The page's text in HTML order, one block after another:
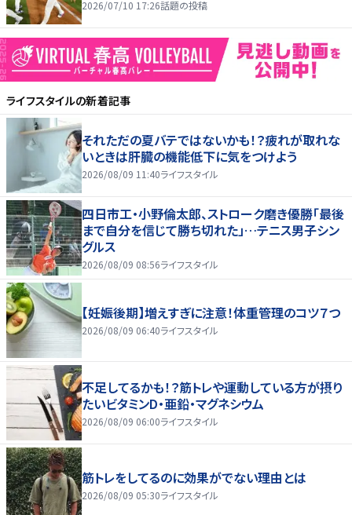
2026/07/10 17:26話題の投稿
ライフスタイルの新着記事
それただの夏バテではないかも！？疲れが取れな
いときは肝臓の機能低下に気をつけよう
2026/08/09 11:40ライフスタイル
四日市工・小野倫太郎、ストローク磨き優勝「最後
まで自分を信じて勝ち切れた」…テニス男子シン
グルス
2026/08/09 08:56ライフスタイル
【妊娠後期】増えすぎに注意！体重管理のコツ７つ
2026/08/09 06:40ライフスタイル
不足してるかも！？筋トレや運動している方が摂り
たいビタミンD・亜鉛・マグネシウム
2026/08/09 06:00ライフスタイル
筋トレをしてるのに効果がでない理由とは
2026/08/09 05:30ライフスタイル